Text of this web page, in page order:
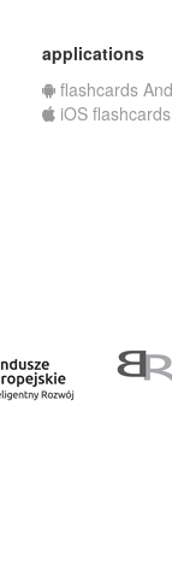
applications
flashcards
iOS flashcards